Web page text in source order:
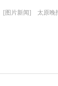
[图片新闻] 太原晚